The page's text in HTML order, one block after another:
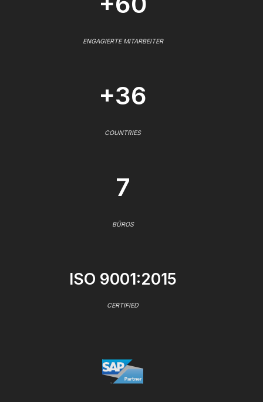
ENGAGIERTE MITARBEITER
+36
COUNTRIES
7
BÜROS
ISO 9001:2015
CERTIFIED